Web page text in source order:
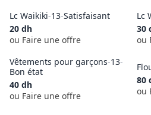
Lc Waikiki-13-Satisfaisant
20 dh
ou Faire une offre
Lc
30
ou
Vêtements pour garçons-13-
Bon état
40 dh
ou Faire une offre
80
ou